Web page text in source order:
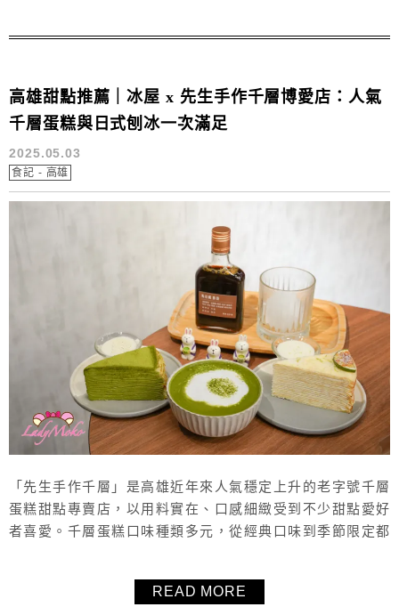
高雄甜點推薦｜冰屋 x 先生手作千層博愛店：人氣
千層蛋糕與日式刨冰一次滿足
2025.05.03
食記 - 高雄
「先生手作千層」是高雄近年來人氣穩定上升的老字號千層
蛋糕甜點專賣店，以用料實在、口感細緻受到不少甜點愛好
者喜愛。千層蛋糕口味種類多元，從經典口味到季節限定都
雄三民區的「先生千層 Ft. 冰屋博愛店」，是一家結合手作
READ MORE